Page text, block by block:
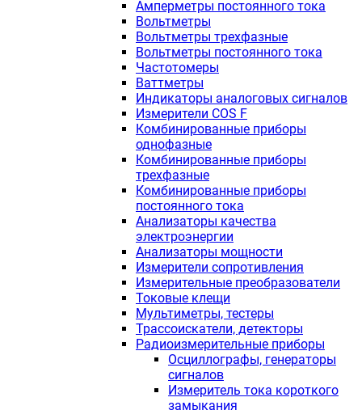
Амперметры постоянного тока
Вольтметры
Вольтметры трехфазные
Вольтметры постоянного тока
Частотомеры
Ваттметры
Индикаторы аналоговых сигналов
Измерители COS F
Комбинированные приборы
однофазные
Комбинированные приборы
трехфазные
Комбинированные приборы
постоянного тока
Анализаторы качества
электроэнергии
Анализаторы мощности
Измерители сопротивления
Измерительные преобразователи
Токовые клещи
Мультиметры, тестеры
Трассоискатели, детекторы
Радиоизмерительные приборы
Осциллографы, генераторы
сигналов
Измеритель тока короткого
замыкания